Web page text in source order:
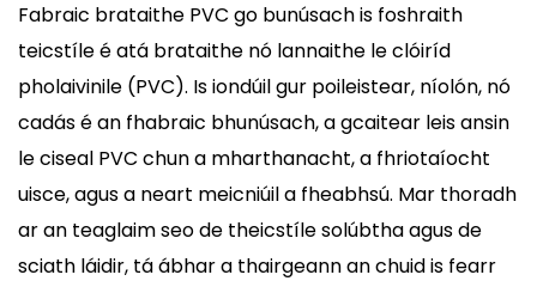
Fabraic brataithe PVC go bunúsach is foshraith
teicstíle é atá brataithe nó lannaithe le clóiríd
pholaivinile (PVC). Is iondúil gur poileistear, níolón, nó
cadás é an fhabraic bhunúsach, a gcaitear leis ansin
le ciseal PVC chun a mharthanacht, a fhriotaíocht
uisce, agus a neart meicniúil a fheabhsú. Mar thoradh
ar an teaglaim seo de theicstíle solúbtha agus de
sciath láidir, tá ábhar a thairgeann an chuid is fearr